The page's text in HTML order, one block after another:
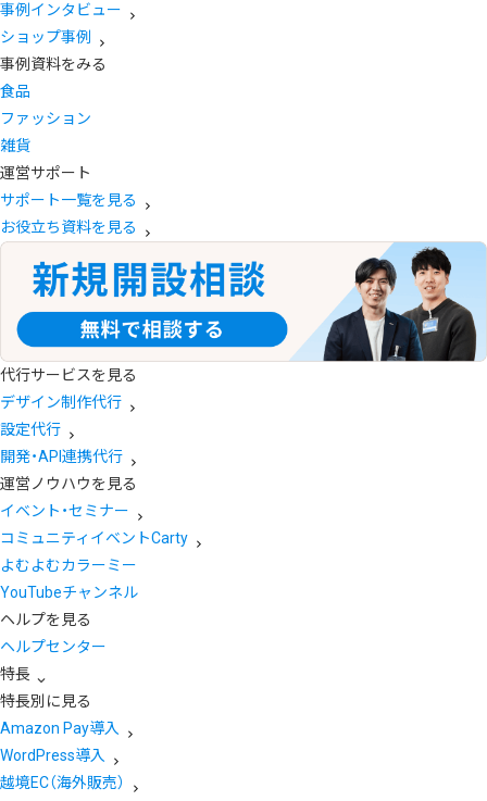
事例インタビュー
ショップ事例
事例資料をみる
食品
ファッション
雑貨
運営サポート
サポート一覧を見る
お役立ち資料を見る
代行サービスを見る
デザイン制作代行
設定代行
開発・API連携代行
運営ノウハウを見る
イベント・セミナー
コミュニティイベントCarty
よむよむカラーミー
YouTubeチャンネル
ヘルプを見る
ヘルプセンター
特長
特長別に見る
Amazon Pay導入
WordPress導入
越境EC（海外販売）